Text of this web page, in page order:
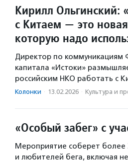
Кирилл Ольгинский:
с Китаем — это
которую надо
Директор по коммуникациям
капитала «Истоки»
российским НКО работать с
Колонки · 13.02.2026 · Культура и
«Особый забег» с
Мероприятие соберет более
и любителей бега, включая